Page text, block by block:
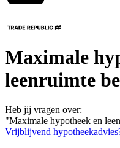
Maximale
leenruimte
Heb jij vragen over:
"Maximale hypotheek en
Vrijblijvend